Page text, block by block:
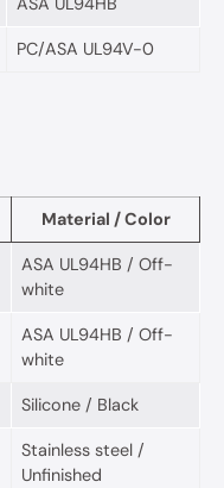
PC/ASA UL94V-0
Material / Color
ASA UL94HB / Off-
white
ASA UL94HB / Off-
white
Silicone / Black
Stainless steel /
Unfinished